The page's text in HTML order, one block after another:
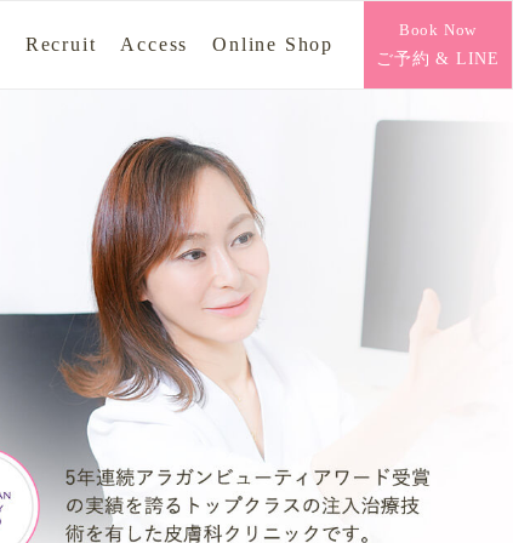
Recruit Access Online Shop
Book Now
ご予約 & LINE